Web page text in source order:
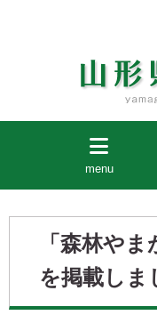
menu
「森林や
を掲載しま